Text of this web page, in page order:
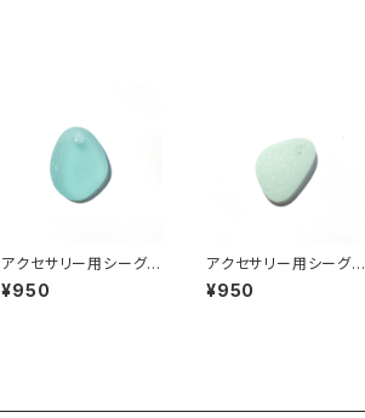
アクセサリー用シーグラ
ス素材(水色系) AS-20
¥950
アクセサリー用シーグラ
ス素材(アップルグリー
ン) AS-19
¥950